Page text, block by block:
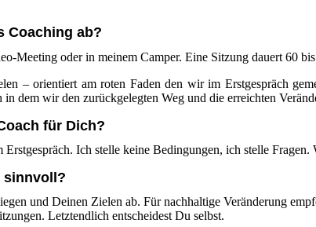
Coaching ab?
Meeting oder in meinem Camper. Eine Sitzung dauert 60
– orientiert am roten Faden den wir im Erstgespräch
in dem wir den zurückgelegten Weg und die erreichten
für Dich?
Erstgespräch. Ich stelle keine Bedingungen, ich stelle Fragen.
sinnvoll?
und Deinen Zielen ab. Für nachhaltige Veränderung
Letztendlich entscheidest Du selbst.